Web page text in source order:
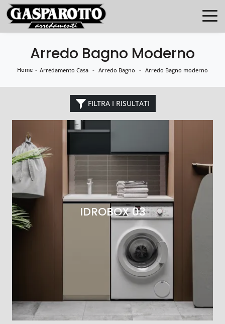
Arredo Bagno Moderno
Home - Arredamento Casa - Arredo Bagno - Arredo Bagno moderno
FILTRA I RISULTATI
IDROBOX 03